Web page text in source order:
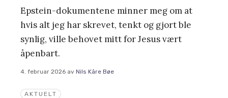
AKTUELT
Epstein-dokumentene minner meg om at
hvis alt jeg har skrevet, tenkt og gjort ble
synlig, ville behovet mitt for Jesus vært
åpenbart.
4. februar 2026 av Nils Kåre Bøe